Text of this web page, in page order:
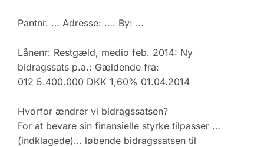
Pantnr. … Adresse: …. By: …
Lånenr: Restgæld, medio feb. 2014: Ny
bidragssats p.a.: Gældende fra:
012 5.400.000 DKK 1,60% 01.04.2014
Hvorfor ændrer vi bidragssatsen?
For at bevare sin finansielle styrke tilpasser …
(indklagede)… løbende bidragssatsen til